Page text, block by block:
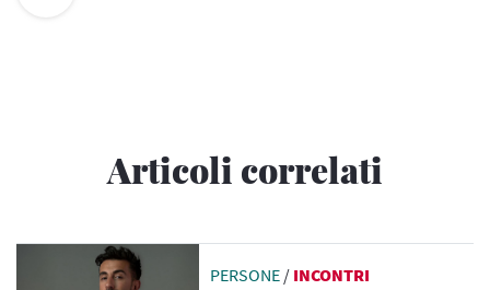
Articoli correlati
PERSONE / INCONTRI